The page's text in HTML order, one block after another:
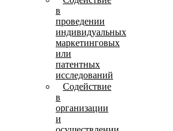
в
проведении
индивидуальных
маркетинговых
или
патентных
исследований
Содействие
в
организации
и